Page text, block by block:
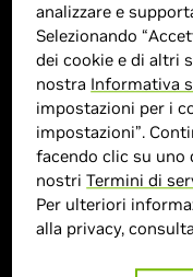
analizzare e
Selezionando
dei cookie e di altri
nostra Informativa
impostazioni per i
impostazioni”.
facendo clic su uno
nostriTermini di
Per ulteriori
alla privacy,